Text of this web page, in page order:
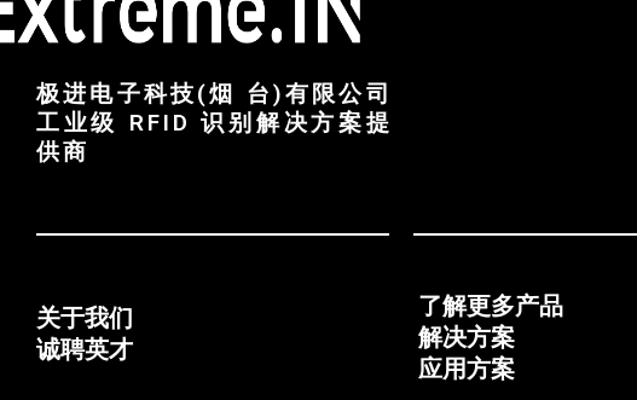
极进电子科技(烟 台)有限公司
工业级 RFID 识别解决方案提
供商
关于我们
诚聘英才
了解更多产品
解决方案
应用方案